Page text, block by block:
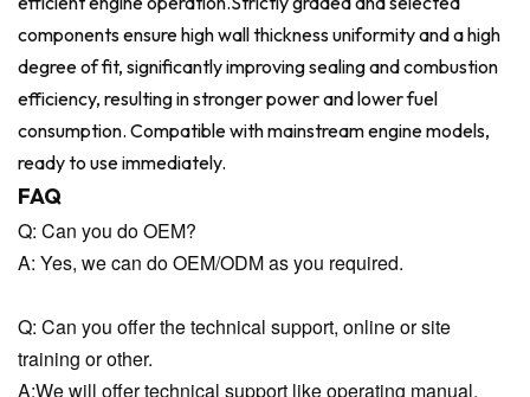
components ensure high wall thickness uniformity and a high
degree of fit, significantly improving sealing and combustion
efficiency, resulting in stronger power and lower fuel
consumption. Compatible with mainstream engine models,
ready to use immediately.
FAQ
Q: Can you do OEM?
A: Yes, we can do OEM/ODM as you required.
Q: Can you offer the technical support, online or site
training or other.
A:We will offer technical support like operating manual,